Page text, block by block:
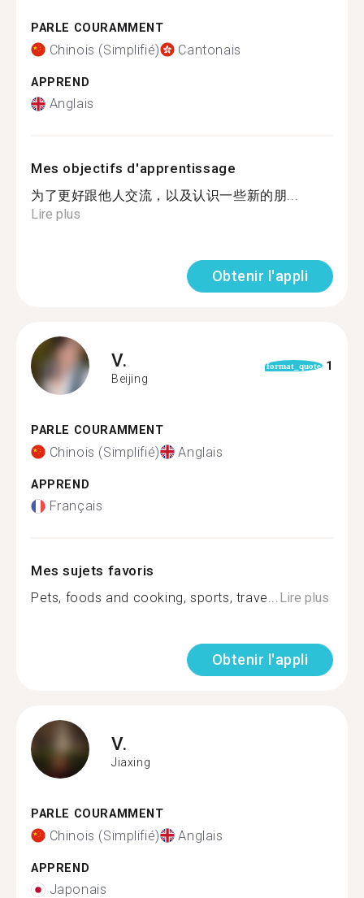
PARLE COURAMMENT
Chinois (Simplifié) Cantonais
APPREND
Anglais
Mes objectifs d'apprentissage
为了更好跟他人交流，以及认识一些新的朋...
Lire plus
Obtenir l'appli
V.
Beijing
format_quote 1
PARLE COURAMMENT
Chinois (Simplifié) Anglais
APPREND
Français
Mes sujets favoris
Pets, foods and cooking, sports, trave...Lire plus
Obtenir l'appli
V.
Jiaxing
PARLE COURAMMENT
Chinois (Simplifié) Anglais
APPREND
Japonais